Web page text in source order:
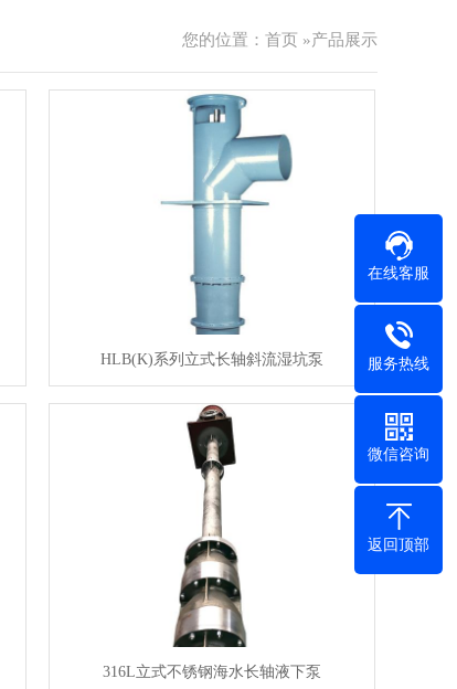
您的位置： 首页 »产品展示
HLB(K)系列立式长轴斜流湿坑泵
316L立式不锈钢海水长轴液下泵
在线客服
服务热线
微信咨询
返回顶部